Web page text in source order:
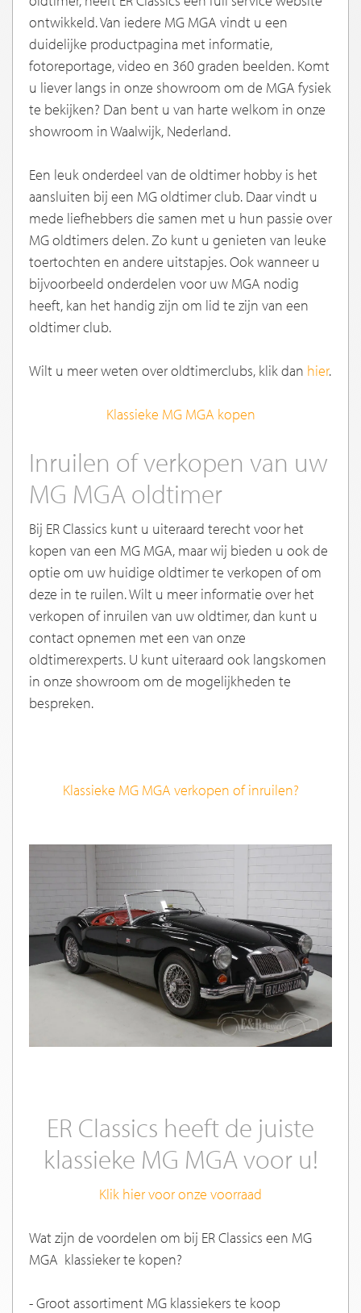
ontwikkeld. Van iedere MG MGA vindt u een
duidelijke productpagina met informatie,
fotoreportage, video en 360 graden beelden. Komt
u liever langs in onze showroom om de MGA fysiek
te bekijken? Dan bent u van harte welkom in onze
showroom in Waalwijk, Nederland.
Een leuk onderdeel van de oldtimer hobby is het
aansluiten bij een MG oldtimer club. Daar vindt u
mede liefhebbers die samen met u hun passie over
MG oldtimers delen. Zo kunt u genieten van leuke
toertochten en andere uitstapjes. Ook wanneer u
bijvoorbeeld onderdelen voor uw MGA nodig
heeft, kan het handig zijn om lid te zijn van een
oldtimer club.
Wilt u meer weten over oldtimerclubs, klik dan hier.
Klassieke MG MGA kopen
Inruilen of verkopen van uw
MG MGA oldtimer
Bij ER Classics kunt u uiteraard terecht voor het
kopen van een MG MGA, maar wij bieden u ook de
optie om uw huidige oldtimer te verkopen of om
deze in te ruilen. Wilt u meer informatie over het
verkopen of inruilen van uw oldtimer, dan kunt u
contact opnemen met een van onze
oldtimerexperts. U kunt uiteraard ook langskomen
in onze showroom om de mogelijkheden te
bespreken.
Klassieke MG MGA verkopen of inruilen?
ER Classics heeft de juiste
klassieke MG MGA voor u!
Klik hier voor onze voorraad
Wat zijn de voordelen om bij ER Classics een MG
MGA klassieker te kopen?
- Groot assortiment MG klassiekers te koop